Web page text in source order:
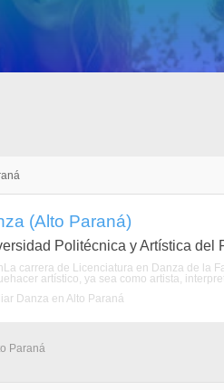
(Alto Paraná)
Politécnica y Artística del
carrera de Licenciatura en Danza de la
artístico, ya sea como artista,
Danza en Alto Paraná
Paraná